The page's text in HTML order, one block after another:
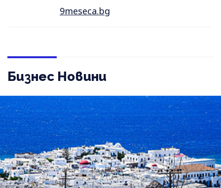
9meseca.bg
Бизнес Новини